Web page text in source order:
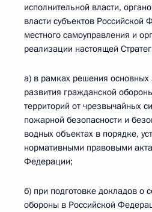
исполнительной власти,
власти субъектов Российской
местного самоуправления и
реализации настоящей
а) в рамках решения основных
развития гражданской
территорий от чрезвычайных
пожарной безопасности и
водных объектах в порядке,
нормативными правовыми
Федерации;
б) при подготовке докладов о
обороны в Российской